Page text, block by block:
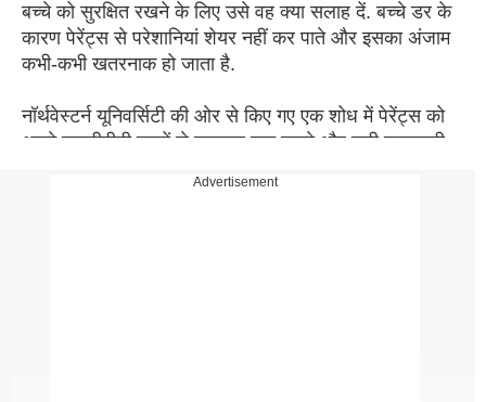
बच्चे को सुरक्षित रखने के लिए उसे वह क्या सलाह दें. बच्चे डर के
कारण पेरेंट्स से परेशानियां शेयर नहीं कर पाते और इसका अंजाम
कभी-कभी खतरनाक हो जाता है.
नॉर्थवेस्टर्न यूनिवर्सिटी की ओर से किए गए एक शोध में पेरेंट्स को
अपने एलजीबीटी बच्चों से खुलकर बात करने और सही जानकारी
Advertisement